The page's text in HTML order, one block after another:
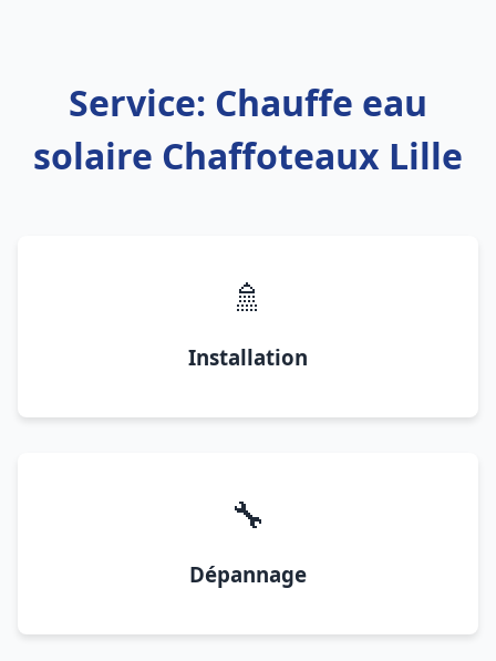
Service: Chauffe eau
solaire Chaffoteaux Lille
🚿
Installation
🔧
Dépannage